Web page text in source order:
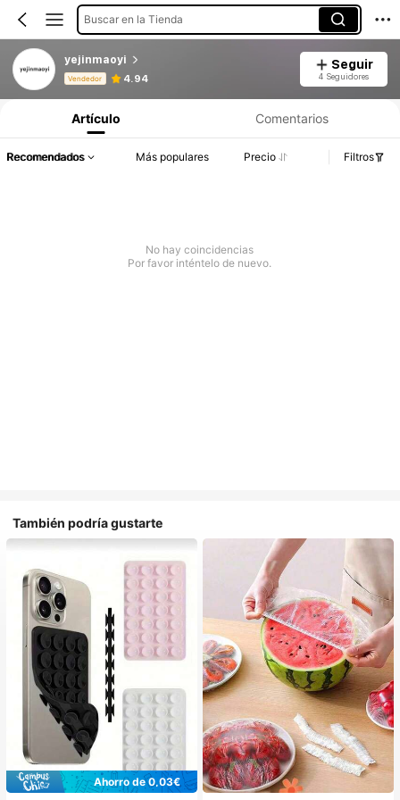
Buscar en la Tienda
yejinmaoyi
Vendedor 4.94
Seguir
4 Seguidores
Artículo Comentarios
Recomendados Más populares Precio Filtros
No hay coincidencias
Por favor inténtelo de nuevo.
También podría gustarte
Ahorro de 0,03€